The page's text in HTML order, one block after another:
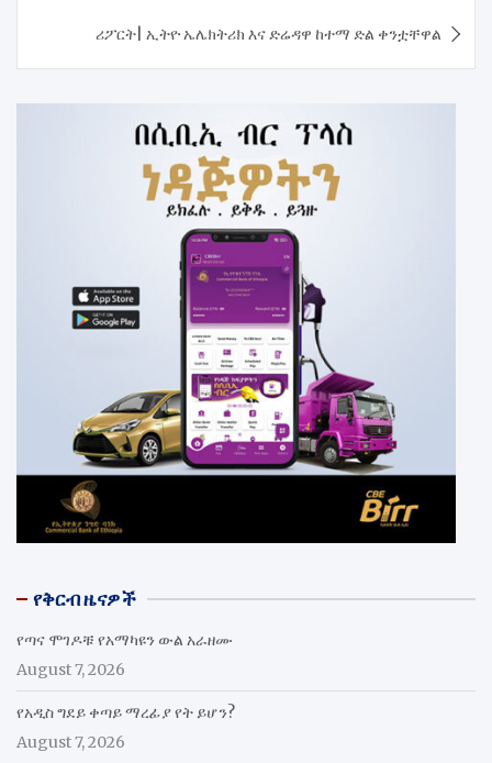
ሪፖርት| ኢትዮ ኤሌክትሪክ እና ድሬዳዋ ከተማ ድል ቀንቷቸዋል
የቅርብ ዜናዎች
የጣና ሞገዶቹ የአማካዩን ውል አራዘሙ
August 7, 2026
የአዲስ ግደይ ቀጣይ ማረፊያ የት ይሆን?
August 7, 2026